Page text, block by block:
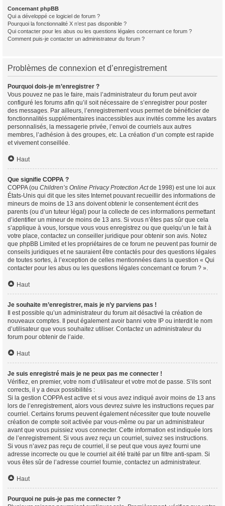
Concernant phpBB
Qui a développé ce logiciel de forum ?
Pourquoi la fonctionnalité X n’est pas disponible ?
Qui contacter pour les abus ou les questions légales concernant ce forum ?
Comment puis-je contacter un administrateur du forum ?
Problèmes de connexion et d’enregistrement
Pourquoi dois-je m’enregistrer ?
Vous pouvez ne pas le faire, mais l’administrateur du forum peut avoir
configuré les forums afin qu’il soit nécessaire de s’enregistrer pour poster
des messages. Par ailleurs, l’enregistrement vous permet de bénéficier de
fonctionnalités supplémentaires inaccessibles aux invités comme les avatars
personnalisés, la messagerie privée, l’envoi de courriels aux autres
membres, l’adhésion à des groupes, etc. La création d’un compte est rapide
et vivement conseillée.
Haut
Que signifie COPPA ?
COPPA (ou Children’s Online Privacy Protection Actde 1998) est une loi aux
États-Unis qui dit que les sites Internet pouvant recueillir des informations de
mineurs de moins de 13 ans doivent obtenir le consentement écrit des
parents (ou d’un tuteur légal) pour la collecte de ces informations permettant
d’identifier un mineur de moins de 13 ans. Si vous n’êtes pas sûr que cela
s’applique à vous, lorsque vous vous enregistrez ou que quelqu’un le fait à
votre place, contactez un conseiller juridique pour obtenir son avis. Notez
que phpBB Limited et les propriétaires de ce forum ne peuvent pas fournir de
conseils juridiques et ne sauraient être contactés pour des questions légales
de toutes sortes, à l’exception de celles mentionnées dans la question « Qui
contacter pour les abus ou les questions légales concernant ce forum ? ».
Haut
Je souhaite m’enregistrer, mais je n’y parviens pas !
Il est possible qu’un administrateur du forum ait désactivé la création de
nouveaux comptes. Il peut également avoir banni votre IP ou interdit le nom
d’utilisateur que vous souhaitez utiliser. Contactez un administrateur du
forum pour obtenir de l’aide.
Haut
Je suis enregistré mais je ne peux pas me connecter !
Vérifiez, en premier, votre nom d’utilisateur et votre mot de passe. S’ils sont
corrects, il y a deux possibilités :
Si la gestion COPPA est active et si vous avez indiqué avoir moins de 13 ans
lors de l’enregistrement, alors vous devrez suivre les instructions reçues par
courriel. Certains forums peuvent également nécessiter que toute nouvelle
création de compte soit activée par vous-même ou par un administrateur
avant que vous puissiez vous connecter. Cette information est indiquée lors
de l’enregistrement. Si vous avez reçu un courriel, suivez ses instructions.
Si vous n’avez pas reçu de courriel, il se peut que vous ayez fourni une
adresse incorrecte ou que le courriel ait été traité par un filtre anti-spam. Si
vous êtes sûr de l’adresse courriel fournie, contactez un administrateur.
Haut
Pourquoi ne puis-je pas me connecter ?